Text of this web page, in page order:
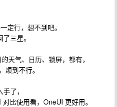
定行，想不到吧。
三星。
天气、日历、锁屏，都有，
烦到不行。
了，
比使用看，OneUI 更好用。